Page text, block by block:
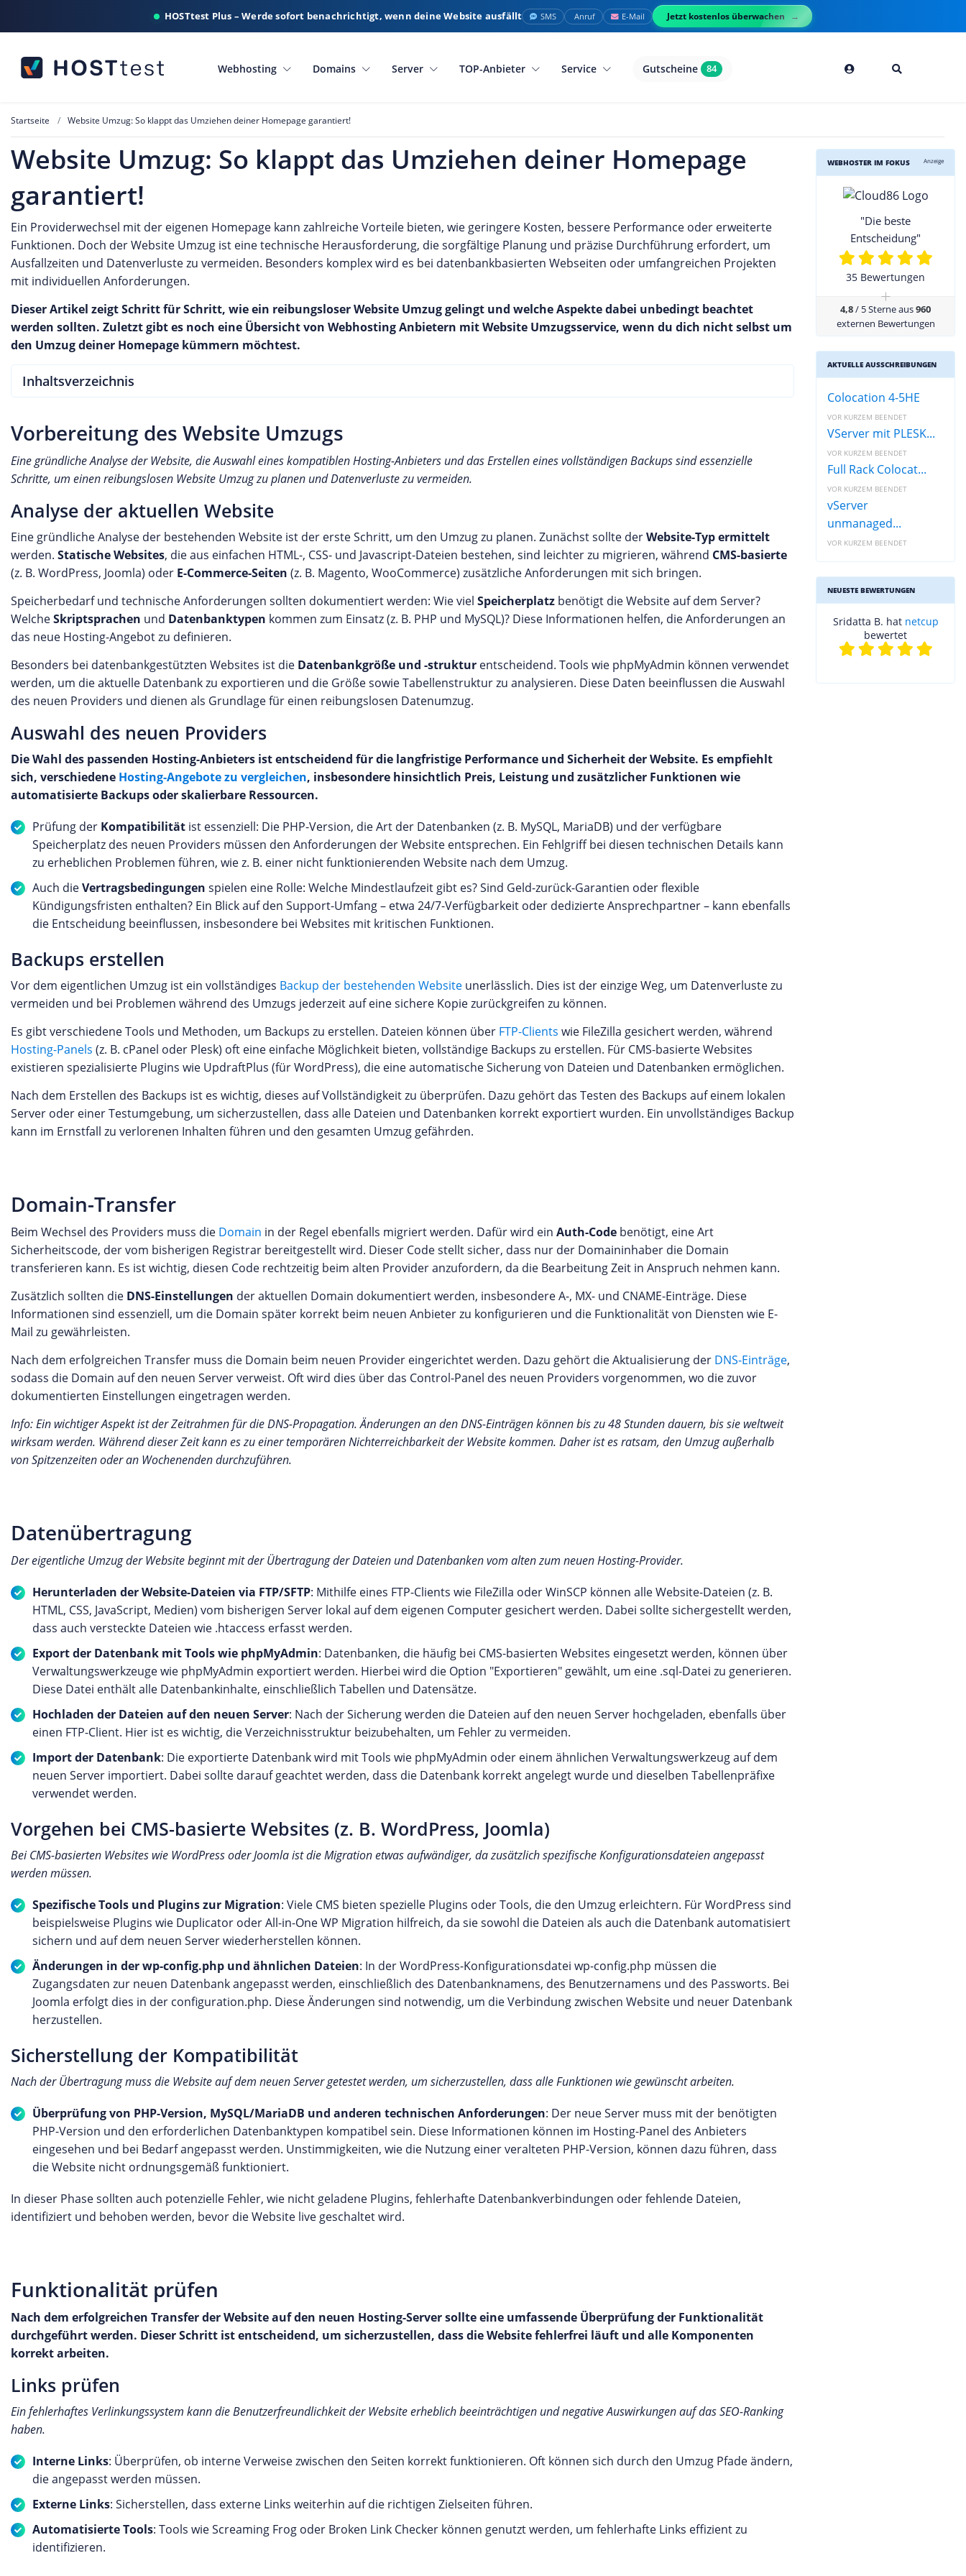
HOSTtest Plus – Werde sofort benachrichtigt, wenn deine Website ausfällt SMS Anruf E-Mail Jetzt kostenlos überwachen
Webhosting Domains Server TOP-Anbieter Service Gutscheine 84
Startseite Website Umzug: So klappt das Umziehen deiner Homepage garantiert!
Website Umzug: So klappt das Umziehen deiner Homepage
garantiert!
Ein Providerwechsel mit der eigenen Homepage kann zahlreiche Vorteile bieten, wie geringere Kosten, bessere Performance oder erweiterte
Funktionen. Doch der Website Umzug ist eine technische Herausforderung, die sorgfältige Planung und präzise Durchführung erfordert, um
Ausfallzeiten und Datenverluste zu vermeiden. Besonders komplex wird es bei datenbankbasierten Webseiten oder umfangreichen Projekten
mit individuellen Anforderungen.
Dieser Artikel zeigt Schritt für Schritt, wie ein reibungsloser Website Umzug gelingt und welche Aspekte dabei unbedingt beachtet
werden sollten. Zuletzt gibt es noch eine Übersicht von Webhosting Anbietern mit Website Umzugsservice, wenn du dich nicht selbst um
den Umzug deiner Homepage kümmern möchtest.
Inhaltsverzeichnis
Vorbereitung des Website Umzugs
Eine gründliche Analyse der Website, die Auswahl eines kompatiblen Hosting-Anbieters und das Erstellen eines vollständigen Backups sind essenzielle
Schritte, um einen reibungslosen Website Umzug zu planen und Datenverluste zu vermeiden.
Analyse der aktuellen Website
Eine gründliche Analyse der bestehenden Website ist der erste Schritt, um den Umzug zu planen. Zunächst sollte derWebsite-Typ ermittelt
werden. Statische Websites, die aus einfachen HTML-, CSS- und Javascript-Dateien bestehen, sind leichter zu migrieren, während CMS-basierte
(z. B. WordPress, Joomla) oder E-Commerce-Seiten (z. B. Magento, WooCommerce) zusätzliche Anforderungen mit sich bringen.
Speicherbedarf und technische Anforderungen sollten dokumentiert werden: Wie viel Speicherplatz benötigt die Website auf dem Server?
WelcheSkriptsprachen und Datenbanktypen kommen zum Einsatz (z. B. PHP und MySQL)? Diese Informationen helfen, die Anforderungen an
das neue Hosting-Angebot zu definieren.
Besonders bei datenbankgestützten Websites ist die Datenbankgröße und -struktur entscheidend. Tools wie phpMyAdmin können verwendet
werden, um die aktuelle Datenbank zu exportieren und die Größe sowie Tabellenstruktur zu analysieren. Diese Daten beeinflussen die Auswahl
des neuen Providers und dienen als Grundlage für einen reibungslosen Datenumzug.
Auswahl des neuen Providers
Die Wahl des passenden Hosting-Anbieters ist entscheidend für die langfristige Performance und Sicherheit der Website. Es empfiehlt
sich, verschiedene Hosting-Angebote zu vergleichen, insbesondere hinsichtlich Preis, Leistung und zusätzlicher Funktionen wie
automatisierte Backups oder skalierbare Ressourcen.
Prüfung der Kompatibilität ist essenziell: Die PHP-Version, die Art der Datenbanken (z. B. MySQL, MariaDB) und der verfügbare
Speicherplatz des neuen Providers müssen den Anforderungen der Website entsprechen. Ein Fehlgriff bei diesen technischen Details kann
zu erheblichen Problemen führen, wie z. B. einer nicht funktionierenden Website nach dem Umzug.
Auch dieVertragsbedingungen spielen eine Rolle: Welche Mindestlaufzeit gibt es? Sind Geld-zurück-Garantien oder flexible
Kündigungsfristen enthalten? Ein Blick auf den Support-Umfang – etwa 24/7-Verfügbarkeit oder dedizierte Ansprechpartner – kann ebenfalls
die Entscheidung beeinflussen, insbesondere bei Websites mit kritischen Funktionen.
Backups erstellen
Vor dem eigentlichen Umzug ist ein vollständiges Backup der bestehenden Website unerlässlich. Dies ist der einzige Weg, um Datenverluste zu
vermeiden und bei Problemen während des Umzugs jederzeit auf eine sichere Kopie zurückgreifen zu können.
Es gibt verschiedene Tools und Methoden, um Backups zu erstellen. Dateien können über FTP-Clients wie FileZilla gesichert werden, während
Hosting-Panels (z. B. cPanel oder Plesk) oft eine einfache Möglichkeit bieten, vollständige Backups zu erstellen. Für CMS-basierte Websites
existieren spezialisierte Plugins wie UpdraftPlus (für WordPress), die eine automatische Sicherung von Dateien und Datenbanken ermöglichen.
Nach dem Erstellen des Backups ist es wichtig, dieses auf Vollständigkeit zu überprüfen. Dazu gehört das Testen des Backups auf einem lokalen
Server oder einer Testumgebung, um sicherzustellen, dass alle Dateien und Datenbanken korrekt exportiert wurden. Ein unvollständiges Backup
kann im Ernstfall zu verlorenen Inhalten führen und den gesamten Umzug gefährden.
Domain-Transfer
Beim Wechsel des Providers muss die Domain in der Regel ebenfalls migriert werden. Dafür wird ein Auth-Code benötigt, eine Art
Sicherheitscode, der vom bisherigen Registrar bereitgestellt wird. Dieser Code stellt sicher, dass nur der Domaininhaber die Domain
transferieren kann. Es ist wichtig, diesen Code rechtzeitig beim alten Provider anzufordern, da die Bearbeitung Zeit in Anspruch nehmen kann.
Zusätzlich sollten die DNS-Einstellungen der aktuellen Domain dokumentiert werden, insbesondere A-, MX- und CNAME-Einträge. Diese
Informationen sind essenziell, um die Domain später korrekt beim neuen Anbieter zu konfigurieren und die Funktionalität von Diensten wie E-
Mail zu gewährleisten.
Nach dem erfolgreichen Transfer muss die Domain beim neuen Provider eingerichtet werden. Dazu gehört die Aktualisierung der DNS-Einträge,
sodass die Domain auf den neuen Server verweist. Oft wird dies über das Control-Panel des neuen Providers vorgenommen, wo die zuvor
dokumentierten Einstellungen eingetragen werden.
Info: Ein wichtiger Aspekt ist der Zeitrahmen für die DNS-Propagation. Änderungen an den DNS-Einträgen können bis zu 48 Stunden dauern, bis sie weltweit
wirksam werden. Während dieser Zeit kann es zu einer temporären Nichterreichbarkeit der Website kommen. Daher ist es ratsam, den Umzug außerhalb
von Spitzenzeiten oder an Wochenenden durchzuführen.
Datenübertragung
Der eigentliche Umzug der Website beginnt mit der Übertragung der Dateien und Datenbanken vom alten zum neuen Hosting-Provider.
Herunterladen der Website-Dateien via FTP/SFTP: Mithilfe eines FTP-Clients wie FileZilla oder WinSCP können alle Website-Dateien (z. B.
HTML, CSS, JavaScript, Medien) vom bisherigen Server lokal auf dem eigenen Computer gesichert werden. Dabei sollte sichergestellt werden,
dass auch versteckte Dateien wie .htaccess erfasst werden.
Export der Datenbank mit Tools wie phpMyAdmin: Datenbanken, die häufig bei CMS-basierten Websites eingesetzt werden, können über
Verwaltungswerkzeuge wie phpMyAdmin exportiert werden. Hierbei wird die Option "Exportieren" gewählt, um eine .sql-Datei zu generieren.
Diese Datei enthält alle Datenbankinhalte, einschließlich Tabellen und Datensätze.
Hochladen der Dateien auf den neuen Server: Nach der Sicherung werden die Dateien auf den neuen Server hochgeladen, ebenfalls über
einen FTP-Client. Hier ist es wichtig, die Verzeichnisstruktur beizubehalten, um Fehler zu vermeiden.
Import der Datenbank: Die exportierte Datenbank wird mit Tools wie phpMyAdmin oder einem ähnlichen Verwaltungswerkzeug auf dem
neuen Server importiert. Dabei sollte darauf geachtet werden, dass die Datenbank korrekt angelegt wurde und dieselben Tabellenpräfixe
verwendet werden.
Vorgehen bei CMS-basierte Websites (z. B. WordPress, Joomla)
Bei CMS-basierten Websites wie WordPress oder Joomla ist die Migration etwas aufwändiger, da zusätzlich spezifische Konfigurationsdateien angepasst
werden müssen.
Spezifische Tools und Plugins zur Migration: Viele CMS bieten spezielle Plugins oder Tools, die den Umzug erleichtern. Für WordPress sind
beispielsweise Plugins wie Duplicator oder All-in-One WP Migration hilfreich, da sie sowohl die Dateien als auch die Datenbank automatisiert
sichern und auf dem neuen Server wiederherstellen können.
Änderungen in der wp-config.php und ähnlichen Dateien: In der WordPress-Konfigurationsdatei wp-config.php müssen die
Zugangsdaten zur neuen Datenbank angepasst werden, einschließlich des Datenbanknamens, des Benutzernamens und des Passworts. Bei
Joomla erfolgt dies in der configuration.php. Diese Änderungen sind notwendig, um die Verbindung zwischen Website und neuer Datenbank
herzustellen.
Sicherstellung der Kompatibilität
Nach der Übertragung muss die Website auf dem neuen Server getestet werden, um sicherzustellen, dass alle Funktionen wie gewünscht arbeiten.
Überprüfung von PHP-Version, MySQL/MariaDB und anderen technischen Anforderungen: Der neue Server muss mit der benötigten
PHP-Version und den erforderlichen Datenbanktypen kompatibel sein. Diese Informationen können im Hosting-Panel des Anbieters
eingesehen und bei Bedarf angepasst werden. Unstimmigkeiten, wie die Nutzung einer veralteten PHP-Version, können dazu führen, dass
die Website nicht ordnungsgemäß funktioniert.
In dieser Phase sollten auch potenzielle Fehler, wie nicht geladene Plugins, fehlerhafte Datenbankverbindungen oder fehlende Dateien,
identifiziert und behoben werden, bevor die Website live geschaltet wird.
Funktionalität prüfen
Nach dem erfolgreichen Transfer der Website auf den neuen Hosting-Server sollte eine umfassende Überprüfung der Funktionalität
durchgeführt werden. Dieser Schritt ist entscheidend, um sicherzustellen, dass die Website fehlerfrei läuft und alle Komponenten
korrekt arbeiten.
Links prüfen
Ein fehlerhaftes Verlinkungssystem kann die Benutzerfreundlichkeit der Website erheblich beeinträchtigen und negative Auswirkungen auf das SEO-Ranking
haben.
Interne Links: Überprüfen, ob interne Verweise zwischen den Seiten korrekt funktionieren. Oft können sich durch den Umzug Pfade ändern,
die angepasst werden müssen.
Externe Links: Sicherstellen, dass externe Links weiterhin auf die richtigen Zielseiten führen.
Automatisierte Tools: Tools wie Screaming Frog oder Broken Link Checker können genutzt werden, um fehlerhafte Links effizient zu
identifizieren.
WEBHOSTER IM FOKUS Anzeige
"Die beste
Entscheidung"
35 Bewertungen
+
4,8/ 5 Sterne aus960
externen Bewertungen
AKTUELLE AUSSCHREIBUNGEN
Colocation 4-5HE
VOR KURZEM BEENDET
VServer mit PLESK...
VOR KURZEM BEENDET
Full Rack Colocat...
VOR KURZEM BEENDET
vServer
unmanaged...
VOR KURZEM BEENDET
NEUESTE BEWERTUNGEN
Sridatta B. hat netcup
bewertet